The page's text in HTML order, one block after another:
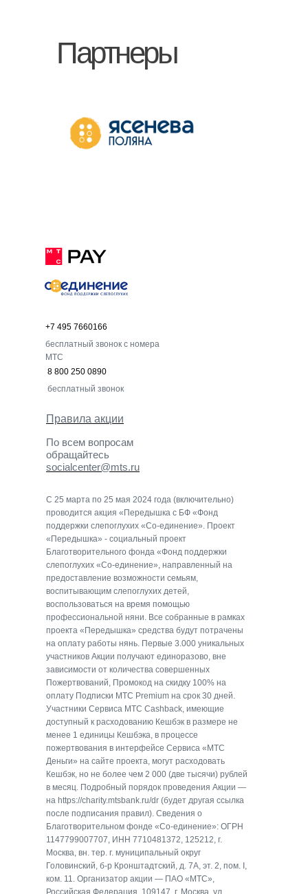
Партнеры
бесплатный звонок с номера
МТС
бесплатный звонок
+7 495 7660166
8 800 250 0890
Правила акции
По всем вопросам
обращайтесь
socialcenter@mts.ru
С 25 марта по 25 мая 2024 года (включительно)
проводится акция «Передышка с БФ «Фонд
поддержки слепоглухих «Со-единение». Проект
«Передышка» - социальный проект
Благотворительного фонда «Фонд поддержки
слепоглухих «Со-единение», направленный на
предоставление возможности семьям,
воспитывающим слепоглухих детей,
воспользоваться на время помощью
профессиональной няни. Все собранные в рамках
проекта «Передышка» средства будут потрачены
на оплату работы нянь. Первые 3.000 уникальных
участников Акции получают единоразово, вне
зависимости от количества совершенных
Пожертвований, Промокод на скидку 100% на
оплату Подписки МТС Premium на срок 30 дней.
Участники Сервиса МТС Cashback, имеющие
доступный к расходованию Кешбэк в размере не
менее 1 единицы Кешбэка, в процессе
пожертвования в интерфейсе Сервиса «МТС
Деньги» на сайте проекта, могут расходовать
Кешбэк, но не более чем 2 000 (две тысячи) рублей
в месяц. Подробный порядок проведения Акции —
на https://charity.mtsbank.ru/dr (будет другая ссылка
после подписания правил). Сведения о
Благотворительном фонде «Со-единение»: ОГРН
1147799007707, ИНН 7710481372, 125212, г.
Москва, вн. тер. г. муниципальный округ
Головинский, б-р Кронштадтский, д. 7А, эт. 2, пом. I,
ком. 11. Организатор акции — ПАО «МТС»,
Российская Федерация, 109147, г. Москва, ул.